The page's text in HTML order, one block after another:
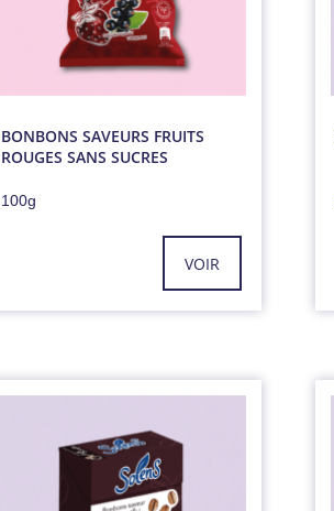
BONBONS SAVEURS FRUITS
ROUGES SANS SUCRES
100g
VOIR